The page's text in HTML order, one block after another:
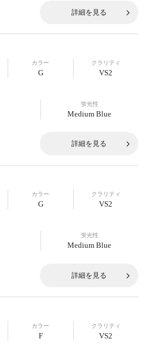
詳細を見る
カラー
G
クラリティ
VS2
蛍光性
Medium Blue
詳細を見る
カラー
G
クラリティ
VS2
蛍光性
Medium Blue
詳細を見る
カラー
F
クラリティ
VS2